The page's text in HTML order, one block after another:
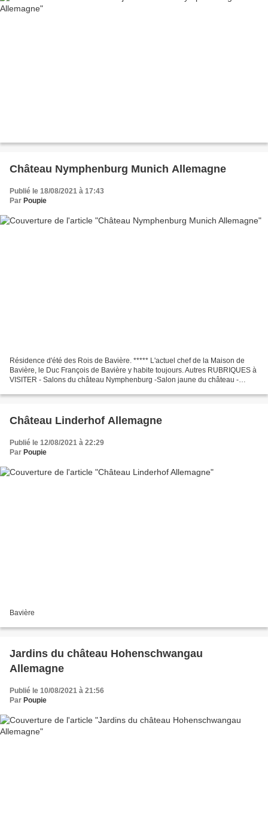
Château Nymphenburg Munich Allemagne
Publié le 18/08/2021 à 17:43
Par Poupie
Résidence d'été des Rois de Bavière. ***** L'actuel chef de la Maison de
Bavière, le Duc François de Bavière y habite toujours. Autres RUBRIQUES à
VISITER - Salons du château Nymphenburg -Salon jaune du château -
Château Linderhof Allemagne
Publié le 12/08/2021 à 22:29
Par Poupie
Bavière
Jardins du château Hohenschwangau
Allemagne
Publié le 10/08/2021 à 21:56
Par Poupie